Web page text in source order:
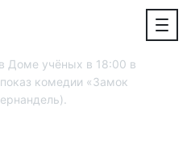
Доме учёных в 18:00 в
комедии «Замок